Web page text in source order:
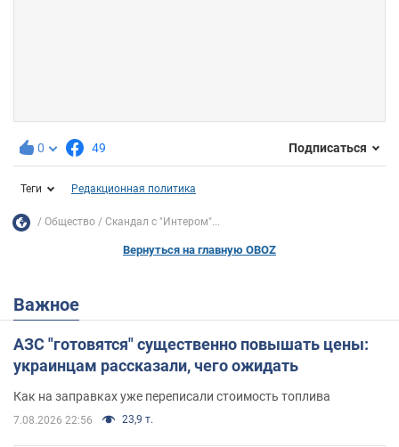
0 49 Подписаться
Теги Редакционная политика
Общество Скандал с "Интером"...
Вернуться на главную OBOZ
Важное
АЗС "готовятся" существенно повышать цены:
украинцам рассказали, чего ожидать
Как на заправках уже переписали стоимость топлива
7.08.2026 22:56 23,9 т.